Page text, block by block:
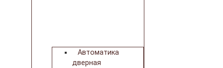
Автоматика
дверная